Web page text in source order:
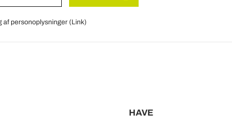
af personoplysninger (Link)
HAVE